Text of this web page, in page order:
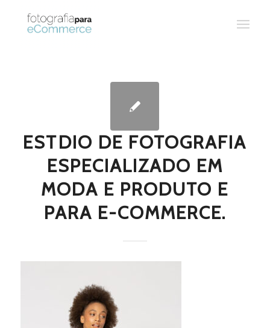
ESTDIO DE FOTOGRAFIA
ESPECIALIZADO EM
MODA E PRODUTO E
PARA E-COMMERCE.